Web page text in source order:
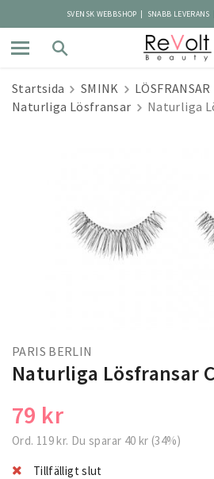
SVENSK WEBBSHOP | SNABB
Startsida SMINK
LÖSFRANSAR
Naturliga Lösfransar
Naturliga
PARIS BERLIN
Naturliga Lösfransar
79 kr
Ord. 119 kr. Du sparar 40 kr (34%)
Tillfälligt slut